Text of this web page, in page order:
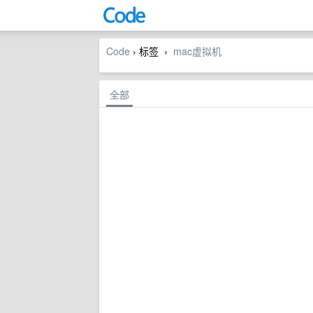
Code › 标签 › mac虚拟机
全部